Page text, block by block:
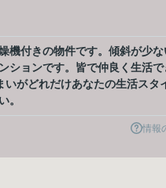
機付きの物件です。傾斜が少な
ションです。皆で仲良く生活で
がどれだけあなたの生活スタ
。
情報